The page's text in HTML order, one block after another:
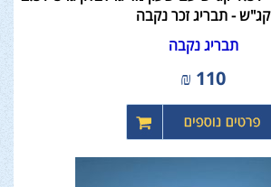
קג"ש - תבריג זכר נקבה
תבריג נקבה
110
₪